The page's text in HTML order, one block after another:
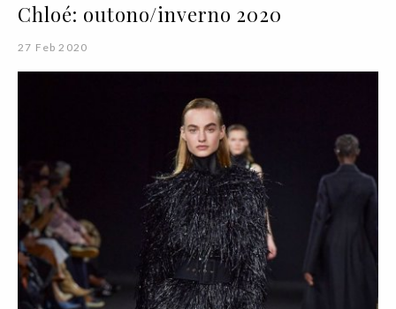
Chloé: outono/inverno 2020
27 Feb 2020